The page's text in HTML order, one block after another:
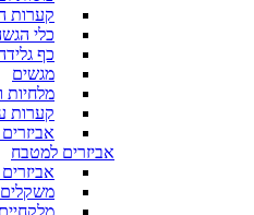
קערות
כלי
כף
מגשים
מלחיות
קערות
אביזרים למטבח
משקלים